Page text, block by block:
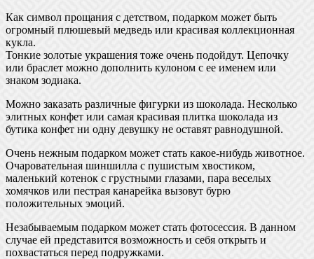
Как символ прощания с детством, подарком может быть
огромный плюшевый медведь или красивая коллекционная
кукла.
Тонкие золотые украшения тоже очень подойдут. Цепочку
или браслет можно дополнить кулоном с ее именем или
знаком зодиака.
Можно заказать различные фигурки из шоколада. Несколько
элитных конфет или самая красивая плитка шоколада из
бутика конфет ни одну девушку не оставят равнодушной.
Очень нежным подарком может стать какое-нибудь животное.
Очаровательная шиншилла с пушистым хвостиком,
маленький котенок с грустными глазами, пара веселых
хомячков или пестрая канарейка вызовут бурю
положительных эмоций.
Незабываемым подарком может стать фотосессия. В данном
случае ей представится возможность и себя открыть и
похвастаться перед подружками.